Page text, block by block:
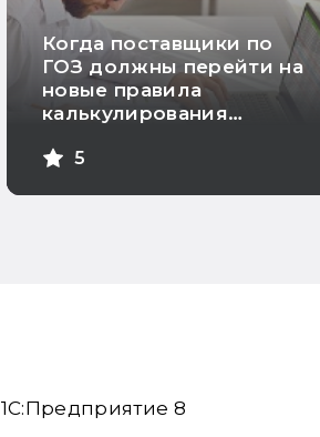
Когда поставщики по
ГОЗ должны перейти на
новые правила
калькулирования
продукции
5
1С:Предприятие 8